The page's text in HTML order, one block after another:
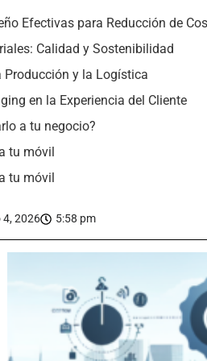
Efectivas para Reducción de
Calidad y Sostenibilidad
Producción y la Logística
en la Experiencia del Cliente
a tu negocio?
tu móvil
tu móvil
4, 2026 5:58 pm